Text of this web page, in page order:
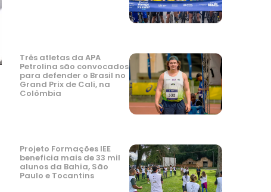
Três atletas da APA
Petrolina são convocados
para defender o Brasil no
Grand Prix de Cali, na
Colômbia
Projeto Formações IEE
beneficia mais de 33 mil
alunos da Bahia, São
Paulo e Tocantins